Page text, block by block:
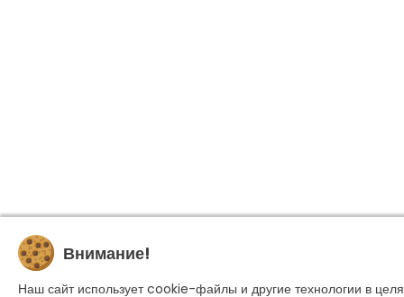
Внимание!
Наш сайт использует cookie-файлы и другие технологии в